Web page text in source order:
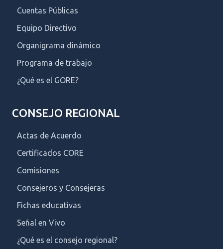
Cuentas Públicas
Equipo Directivo
Organigrama dinámico
Programa de trabajo
¿Qué es el GORE?
CONSEJO REGIONAL
Actas de Acuerdo
Certificados CORE
Comisiones
Consejeros y Consejeras
Fichas educativas
Señal en Vivo
¿Qué es el consejo regional?